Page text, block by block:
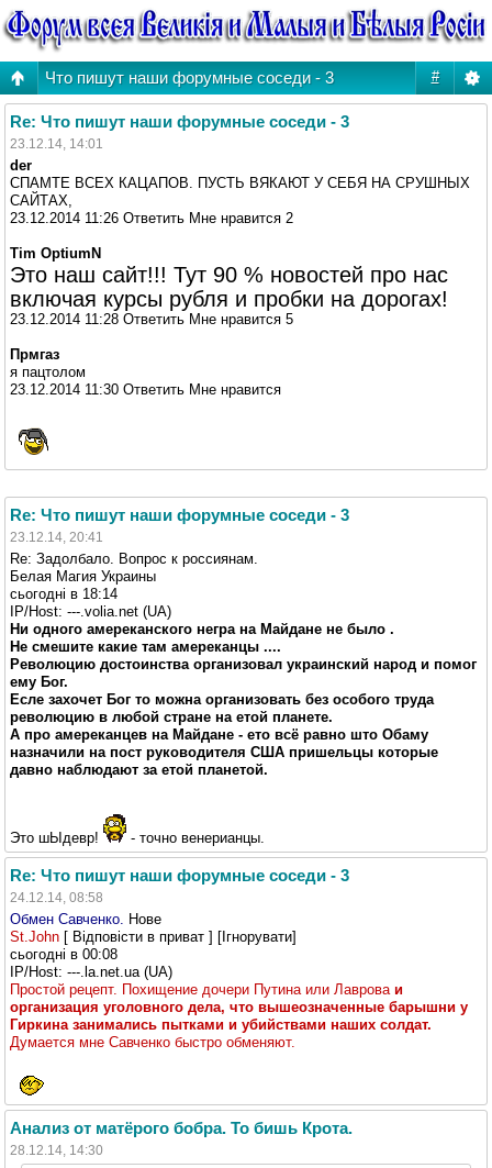
#
Что пишут наши форумные соседи - 3
Re: Что пишут наши форумные соседи - 3
23.12.14, 14:01
der
СПАМТЕ ВСЕХ КАЦАПОВ. ПУСТЬ ВЯКАЮТ У СЕБЯ НА СРУШНЫХ
САЙТАХ,
23.12.2014 11:26 Ответить Мне нравится 2
Tim OptiumN
Это наш сайт!!! Тут 90 % новостей про нас
включая курсы рубля и пробки на дорогах!
23.12.2014 11:28 Ответить Мне нравится 5
Прмгаз
я пацтолом
23.12.2014 11:30 Ответить Мне нравится
Re: Что пишут наши форумные соседи - 3
23.12.14, 20:41
Re: Задолбало. Вопрос к россиянам.
Белая Магия Украины
cьогодні в 18:14
IP/Host: ---.volia.net (UA)
Ни одного амереканского негра на Майдане не было .
Не смешите какие там амереканцы ....
Революцию достоинства организовал украинский народ и помог
ему Бог.
Есле захочет Бог то можна организовать без особого труда
революцию в любой стране на етой планете.
А про амереканцев на Майдане - ето всё равно што Обаму
назначили на пост руководителя США пришельцы которые
давно наблюдают за етой планетой.
Это шЫдевр! - точно венерианцы.
Re: Что пишут наши форумные соседи - 3
24.12.14, 08:58
Обмен Савченко.
Нове
St.John [ Відповісти в приват ] [Ігнорувати]
cьогодні в 00:08
IP/Host: ---.la.net.ua (UA)
Простой рецепт. Похищение дочери Путина или Лаврова и
организация уголовного дела, что вышеозначенные барышни у
Гиркина занимались пытками и убийствами наших солдат.
Думается мне Савченко быстро обменяют.
Анализ от матёрого бобра. То бишь Крота.
28.12.14, 14:30